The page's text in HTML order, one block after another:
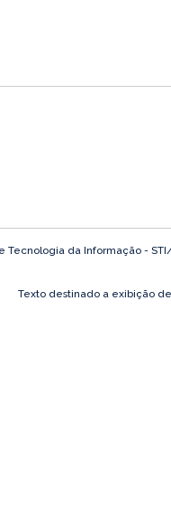
Tecnologia da Informação -
Texto destinado a exibição